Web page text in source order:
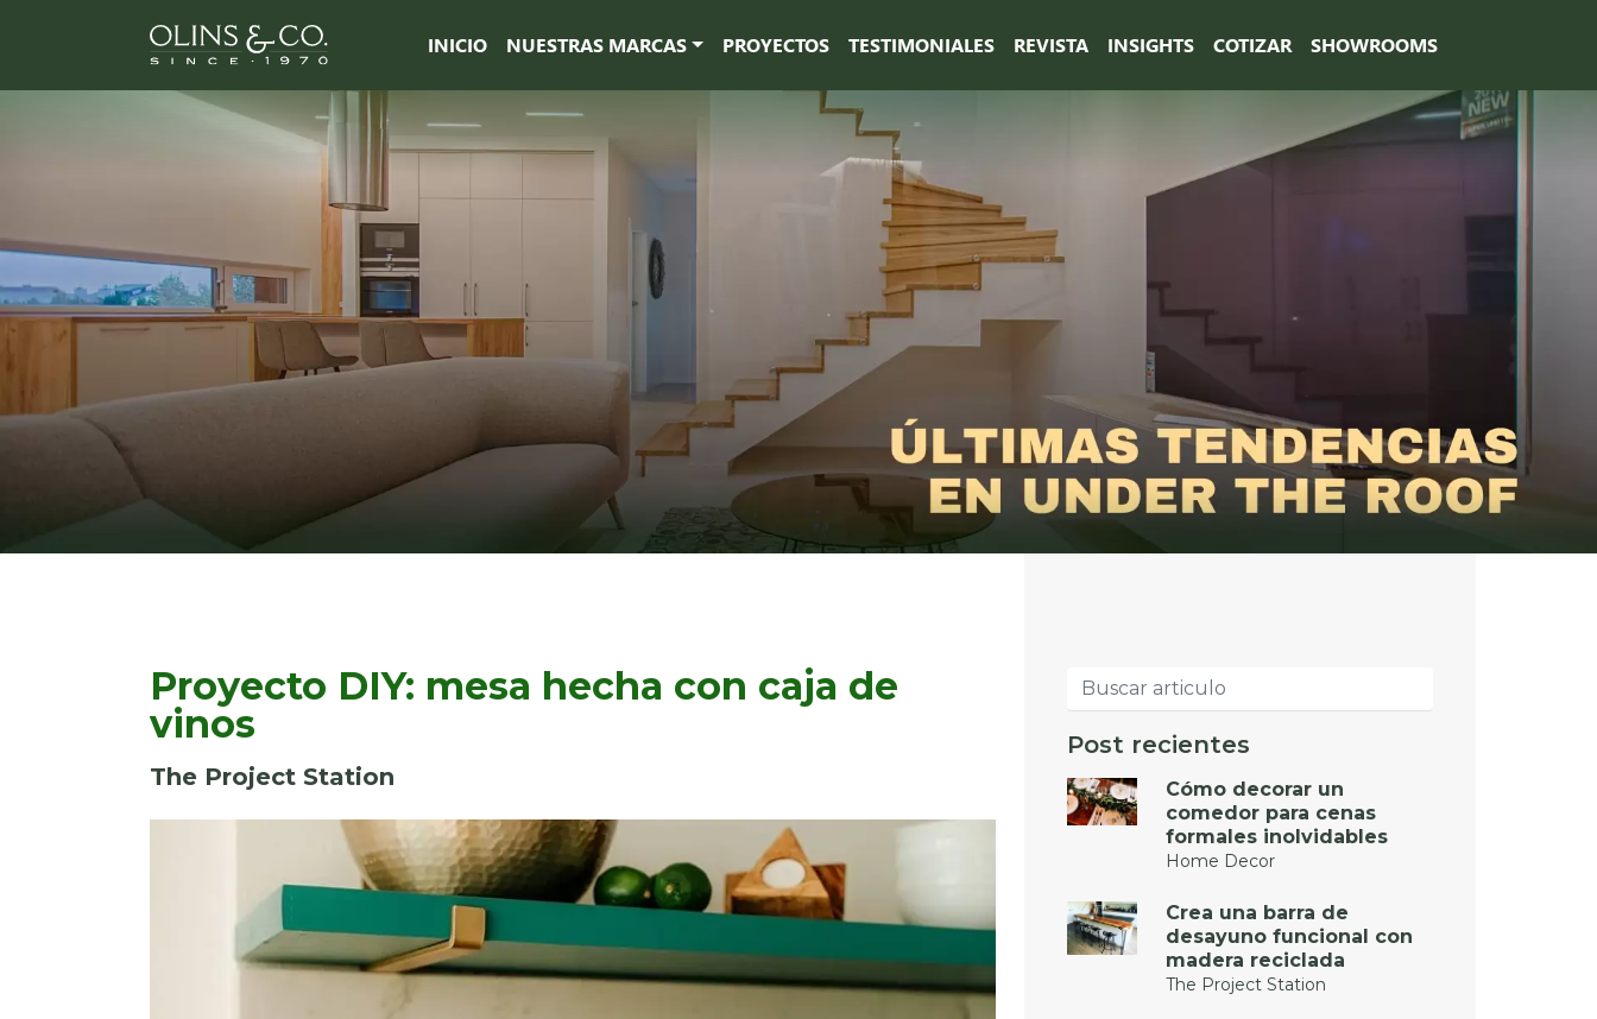
INICIO NUESTRAS MARCAS PROYECTOS TESTIMONIALES REVISTA INSIGHTS COTIZAR SHOWROOMS
Proyecto DIY: mesa hecha con caja de
vinos
The Project Station
Post recientes
Cómo decorar un
comedor para cenas
formales inolvidables
Home Decor
Crea una barra de
desayuno funcional con
madera reciclada
The Project Station